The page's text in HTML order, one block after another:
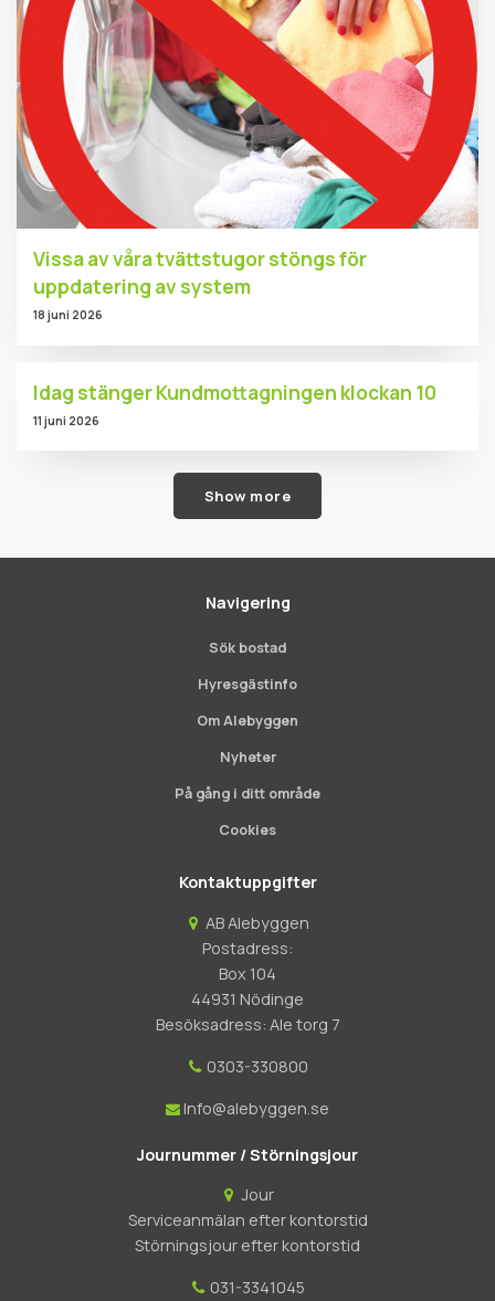
Vissa av våra tvättstugor stöngs för
uppdatering av system
18 juni 2026
Idag stänger Kundmottagningen klockan 10
11 juni 2026
Show more
Navigering
Sök bostad
Hyresgästinfo
Om Alebyggen
Nyheter
På gång i ditt område
Cookies
Kontaktuppgifter
AB Alebyggen
Postadress:
Box 104
44931 Nödinge
Besöksadress: Ale torg 7
0303-330800
Info@alebyggen.se
Journummer / Störningsjour
Jour
Serviceanmälan efter kontorstid
Störningsjour efter kontorstid
031-3341045